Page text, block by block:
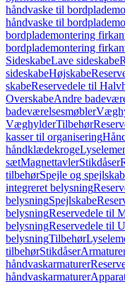
håndvaske til
håndvaske til
bordplademontering
bordplademontering
SideskabeLave sideskabe
sideskabeHøjskabe
skabeReservedele til
OverskabeAndre
badeværelsesmøbler
VæghylderTilbehør
kasser til organisering
håndklædekroge
sætMagnettavlerStikdåser
tilbehørSpejle og
integreret belysning
belysningSpejlskabe
belysningReservedele til
belysningReservedele til
belysningTilbehør
tilbehørStikdåser
håndvaskarmaturer
håndvaskarmaturer